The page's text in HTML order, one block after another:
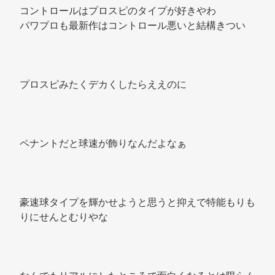
コントロールはプロスピのタイプが好きやわ
パワプロも最新作はコントロール悪いと結構きつい
プロスピみたくデカくしたらええのに
ペナントだと球速が飾りなんだよなぁ
豪速球タイプを輝かせようと思うと抑えで特能もりも
りにせんとむりやな